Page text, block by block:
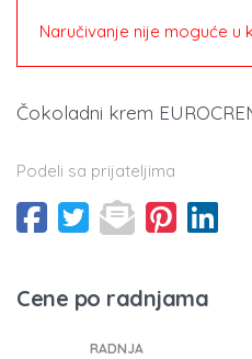
Naručivanje nije moguće u
Čokoladni krem
Podeli sa prijateljima
Cene po radnjama
RADNJA